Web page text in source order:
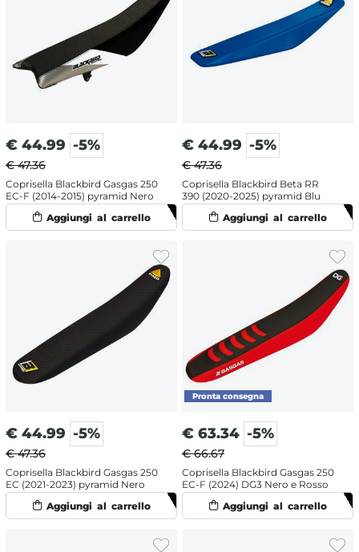
€ 44.99 -5%
€ 47.36
Coprisella Blackbird Gasgas 250
EC-F (2014-2015) pyramid Nero
€ 44.99 -5%
€ 47.36
Coprisella Blackbird Beta RR
390 (2020-2025) pyramid Blu
€ 44.99 -5%
€ 47.36
Coprisella Blackbird Gasgas 250
EC (2021-2023) pyramid Nero
€ 63.34 -5%
€ 66.67
Coprisella Blackbird Gasgas 250
EC-F (2024) DG3 Nero e Rosso